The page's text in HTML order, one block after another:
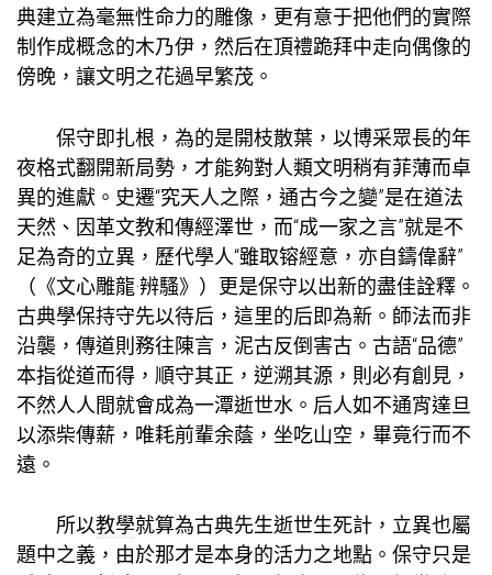
典建立為毫無性命力的雕像，更有意于把他們的實際
制作成概念的木乃伊，然后在頂禮跪拜中走向偶像的
傍晚，讓文明之花過早繁茂。
保守即扎根，為的是開枝散葉，以博采眾長的年
夜格式翻開新局勢，才能夠對人類文明稍有菲薄而卓
異的進獻。史遷“究天人之際，通古今之變”是在道法
天然、因革文教和傳經澤世，而“成一家之言”就是不
足為奇的立異，歷代學人“雖取镕經意，亦自鑄偉辭”
（《文心雕龍·辨騷》）更是保守以出新的盡佳詮釋。
古典學保持守先以待后，這里的后即為新。師法而非
沿襲，傳道則務往陳言，泥古反倒害古。古語“品德”
本指從道而得，順守其正，逆溯其源，則必有創見，
不然人人間就會成為一潭逝世水。后人如不通宵達旦
以添柴傳薪，唯耗前輩余蔭，坐吃山空，畢竟行而不
遠。
所以教學就算為古典先生逝世生死計，立異也屬
題中之義，由於那才是本身的活力之地點。保守只是